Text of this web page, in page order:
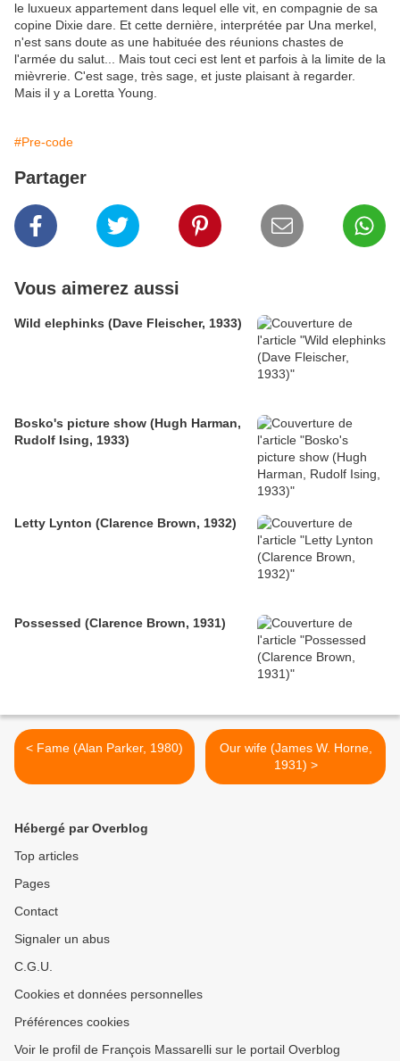
le luxueux appartement dans lequel elle vit, en compagnie de sa
copine Dixie dare. Et cette dernière, interprétée par Una merkel,
n'est sans doute as une habituée des réunions chastes de
l'armée du salut... Mais tout ceci est lent et parfois à la limite de la
mièvrerie. C'est sage, très sage, et juste plaisant à regarder.
Mais il y a Loretta Young.
#Pre-code
Partager
Vous aimerez aussi
Wild elephinks (Dave Fleischer, 1933)
Bosko's picture show (Hugh Harman,
Rudolf Ising, 1933)
Letty Lynton (Clarence Brown, 1932)
Possessed (Clarence Brown, 1931)
< Fame (Alan Parker, 1980)
Our wife (James W. Horne,
1931) >
Hébergé par Overblog
Top articles
Pages
Contact
Signaler un abus
C.G.U.
Cookies et données personnelles
Préférences cookies
Voir le profil de François Massarelli sur le portail Overblog